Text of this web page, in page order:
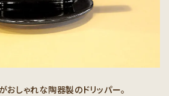
おしゃれな陶器製のドリッパー。